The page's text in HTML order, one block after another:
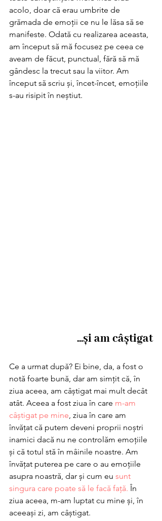
acolo, doar că erau umbrite de
grămada de emoții ce nu le lăsa să se
manifeste. Odată cu realizarea aceasta,
am început să mă focusez pe ceea ce
aveam de făcut, punctual, fără să mă
gândesc la trecut sau la viitor. Am
început să scriu și, încet-încet, emoțiile
s-au risipit în neștiut.
...și am câștigat
Ce a urmat după? Ei bine, da, a fost o
notă foarte bună, dar am simțit că, în
ziua aceea, am câștigat mai mult decât
atât. Aceea a fost ziua în care m-am
câștigat pe mine , ziua în care am
învățat că putem deveni proprii noștri
inamici dacă nu ne controlăm emoțiile
și că totul stă în mâinile noastre. Am
învățat puterea pe care o au emoțiile
asupra noastră, dar și cum eu sunt
singura care poate să le facă față. În
ziua aceea, m-am luptat cu mine și, în
aceeași zi, am câștigat.